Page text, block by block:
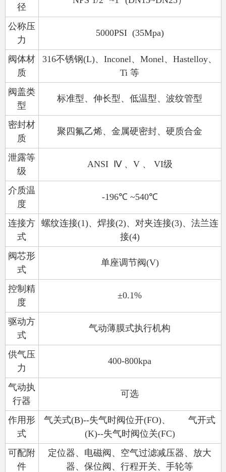
径
公称压
力
5000PSI (35Mpa)
阀体材
质
316不锈钢(L)、 Inconel、 Monel、 Hastelloy、
Ti 等
阀盖类
型
标准型、伸长型、低温型、波纹管型
密封材
质
聚四氟乙烯、金属硬密封、硬质合金
泄露等
级
ANSI Ⅳ 、 V 、 VI级
介质温
度
-196℃~540℃
连接方
式
螺纹连接(1)、焊接(2)、对夹连接(3)、法兰连
接(4)
阀芯形
式
单座调节阀(V)
控制精
度
±0.1%
驱动方
式
气动薄膜式执行机构
供气压
力
400-800kpa
气动执
行器
可选
作用形
式
气关式(B)--失气时阀位开(FO)、
气开式
(K)--失气时阀位关(FC)
可配附
件
定位器、电磁阀、空气过滤减压器、放大
器、保位阀、行程开关、手轮等